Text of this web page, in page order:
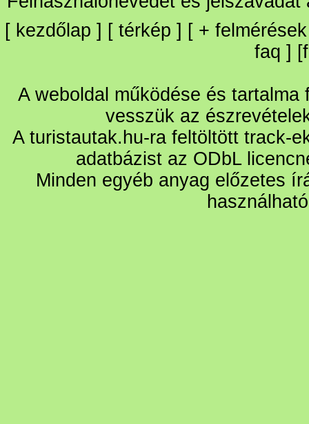
[ kezdőlap ] [ térkép ] [ + felmérések
faq ] [
A weboldal működése és
vesszük az
A turistautak.hu-ra feltöltött track-
adatbázist az ODbL
Minden egyéb anyag előzetes